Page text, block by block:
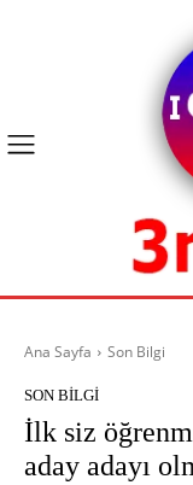
Ana Sayfa Son Bilgi
SON BILGI
İlk siz
aday adayı